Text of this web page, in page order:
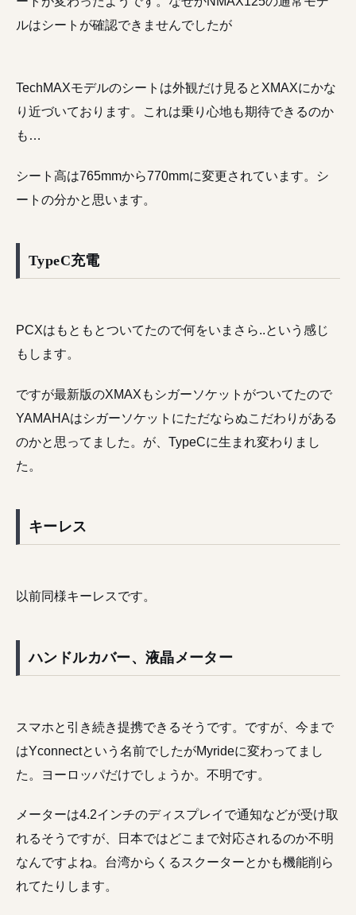
ルはシートが確認できませんでしたが
TechMAXモデルのシートは外観だけ見るとXMAXにかな
り近づいております。これは乗り心地も期待できるのか
も…
シート高は765mmから770mmに変更されています。シ
ートの分かと思います。
TypeC充電
PCXはもともとついてたので何をいまさら..という感じ
もします。
ですが最新版のXMAXもシガーソケットがついてたので
YAMAHAはシガーソケットにただならぬこだわりがある
のかと思ってました。が、TypeCに生まれ変わりまし
た。
キーレス
以前同様キーレスです。
ハンドルカバー、液晶メーター
スマホと引き続き提携できるそうです。ですが、今まで
はYconnectという名前でしたがMyrideに変わってまし
た。ヨーロッパだけでしょうか。不明です。
メーターは4.2インチのディスプレイで通知などが受け取
れるそうですが、日本ではどこまで対応されるのか不明
なんですよね。台湾からくるスクーターとかも機能削ら
れてたりします。